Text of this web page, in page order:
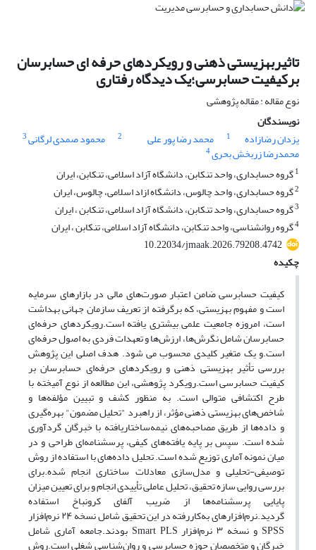
تاثیربهزیستی ذهنی و رویکردهای حرفه ای حسابرسان
برکیفیت حسابرسی؛یک دیدگاه رفتاری
نوع مقاله : مقاله پژوهشی
نویسندگان
یزدان رضازاده
1 محمد رضا پور علی 2 محمود صمدی لرگانی3
محمدرضا زربخش بحری4
1گروه حسابداری، واحد تنکابن، دانشگاه آزاد اسلامی، تنکابن، ایران
2گروه حسابداری، واحد چالوس، دانشگاه ازاد اسلامی، چالوس، ایران
3گروه حسابداری، واحد تنکابن، دانشگاه آزاد اسلامی، تنکابن ، ایران
4گروه روانشناسی، واحد تنکابن، دانشگاه آزاد اسلامی، تنکابن ، ایران
10.22034/jmaak.2026.79208.4742
چکیده
کیفیت حسابرسی ضامن اعتبار صورت‌های مالی در بازارهای سرمایه
است و مفهوم بهزیستی، که برگرفته از تعریف سازمان جهانی بهداشت
است، امروزه جامعیت علمی بیشتری یافته است.رویکردهای حرفه‌ای
حسابرسان شامل نگرش‌ها، ارزش‌ها و تعهدات فردی به اصول حرفه‌ای
است.و یک متغیر کلیدی محسوب می شود. هدف اصلی این پژوهش
بررسی تأثیر بهزیستی ذهنی و رویکردهای حرفه‌ای حسابرسان بر
کیفیت حسابرسی است.رویکرد پژوهشی، این مطالعه از نوع آمیخته با
طرح اکتشافی متوالی است. به ‌منظور کشف و تبیین مؤلفه‌ها و
شاخص‌های بهزیستی ذهنی مؤثر، از راهبرد "تحلیل مضمون" بهره‌گیری
و داده‌ها از طریق مصاحبه‌های نیمه‌ساختاریافته با خبرگان گردآوری
شده است. سپس بر پایه یافته‌های کیفی، پرسشنامه‌ای طراحی و در
میان نمونه آماری توزیع شده است. تحلیل داده‌های با استفاده از روش
توصیفی-تحلیلی و مدل‌سازی معادلات ساختاری انجام شده.برای
بررسی روایی سازه تحقیق، تحلیل عاملی تأییدی انجام و برای تعیین میزان
پایایی پرسشنامه‌ها از ضریب آلفای کرونباخ استفاده
گردید.نرم‌افزارهای به‌کاررفته در این تحقیق شامل نسخه ۲۴ نرم‌افزار
SPSS و نسخه ۳ نرم‌افزار Smart PLS بودند.جامعه آماری شامل
خبرگان و متخصصان حوزه حسابرسی و روان‌شناسی شغلی است.روش